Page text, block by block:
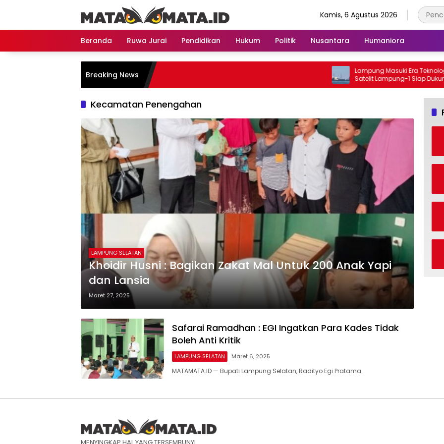
Kamis, 6 Agustus 2026
Beranda Ruwa Jurai Pendidikan Hukum Politik Nusantara Humaniora
Breaking News
Lampung Masuki Era Teknologi
Satelit Lampung-1 Siap Dukung
Berbasis AI
Kecamatan Penengahan
LAMPUNG SELATAN
Khoidir Husni : Bagikan Zakat Mal Untuk 200 Anak Yapi
dan Lansia
Maret 27, 2025
Safarai Ramadhan : EGI Ingatkan Para Kades Tidak
Boleh Anti Kritik
LAMPUNG SELATAN Maret 6, 2025
MATAMATA.ID — Bupati Lampung Selatan, Radityo Egi Pratama…